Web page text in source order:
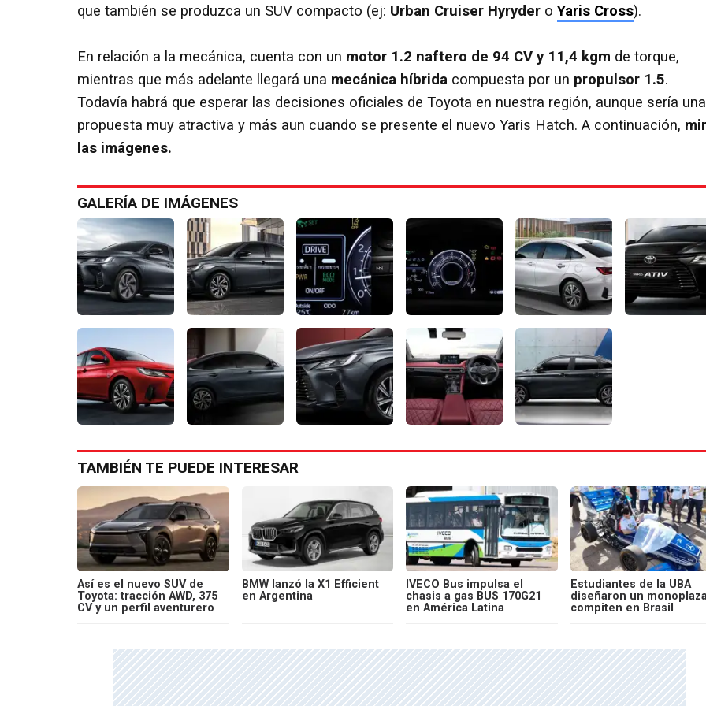
que también se produzca un SUV compacto (ej: Urban Cruiser Hyryder oYaris Cross).
En relación a la mecánica, cuenta con un motor 1.2 naftero de 94 CV y 11,4 kgm de torque,
mientras que más adelante llegará una mecánica híbrida compuesta por un propulsor 1.5.
Todavía habrá que esperar las decisiones oficiales de Toyota en nuestra región, aunque sería una
propuesta muy atractiva y más aun cuando se presente el nuevo Yaris Hatch. A continuación,
las imágenes.
GALERÍA DE IMÁGENES
TAMBIÉN TE PUEDE INTERESAR
Así es el nuevo SUV de
Toyota: tracción AWD, 375
CV y un perfil aventurero
BMW lanzó la X1 Efficient
en Argentina
IVECO Bus impulsa el
chasis a gas BUS 170G21
en América Latina
Estudiantes de la UBA
diseñaron un
compiten en Brasil